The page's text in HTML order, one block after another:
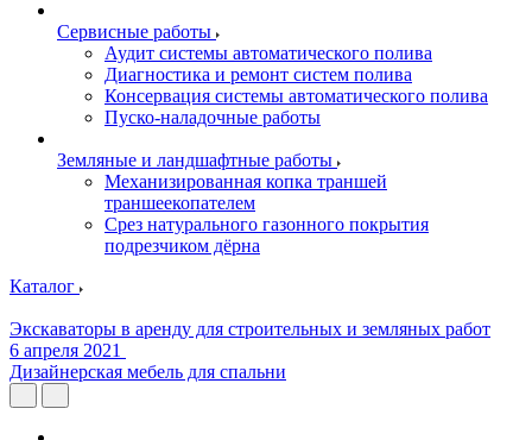
Сервисные работы
Аудит системы автоматического полива
Диагностика и ремонт систем полива
Консервация системы автоматического полива
Пуско-наладочные работы
Земляные и ландшафтные работы
Механизированная копка траншей
траншеекопателем
Срез натурального газонного покрытия
подрезчиком дёрна
Каталог
Экскаваторы в аренду для строительных и земляных работ
6 апреля 2021
Дизайнерская мебель для спальни